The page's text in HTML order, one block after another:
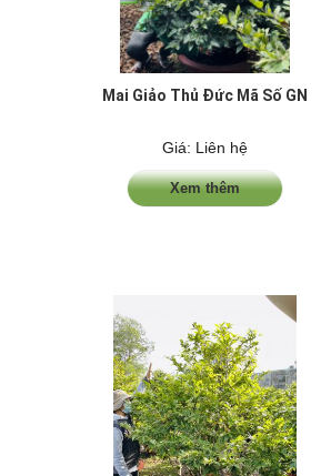
Mai Giảo Thủ Đức Mã Số GN
Giá: Liên hệ
Xem thêm